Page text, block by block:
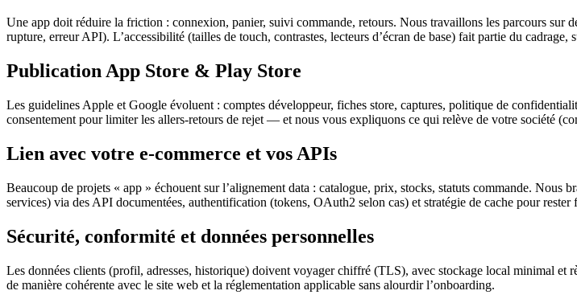
Une app doit réduire la friction : connexion, panier, suivi commande, retours. Nous travaillons les parcours sur
rupture, erreur API). L’accessibilité (tailles de touch, contrastes, lecteurs d’écran de base) fait partie du cadrage,
Publication App Store & Play Store
Les guidelines Apple et Google évoluent : comptes développeur, fiches store, captures, politique de
consentement pour limiter les allers-retours de rejet — et nous vous expliquons ce qui relève de votre société
Lien avec votre e-commerce et vos APIs
Beaucoup de projets « app » échouent sur l’alignement data : catalogue, prix, stocks, statuts commande. Nous
services) via des API documentées, authentification (tokens, OAuth2 selon cas) et stratégie de cache pour rester
Sécurité, conformité et données personnelles
Les données clients (profil, adresses, historique) doivent voyager chiffré (TLS), avec stockage local minimal et
de manière cohérente avec le site web et la réglementation applicable sans alourdir l’onboarding.